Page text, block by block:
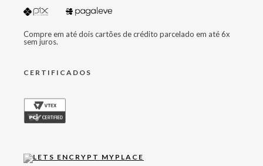
Compre em até dois cartões de crédito parcelado em até 6x
sem juros.
CERTIFICADOS